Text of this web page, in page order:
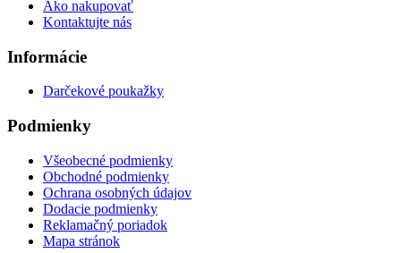
Ako nakupovať
Kontaktujte nás
Informácie
Darčekové poukažky
Podmienky
Všeobecné podmienky
Obchodné podmienky
Ochrana osobných údajov
Dodacie podmienky
Reklamačný poriadok
Mapa stránok